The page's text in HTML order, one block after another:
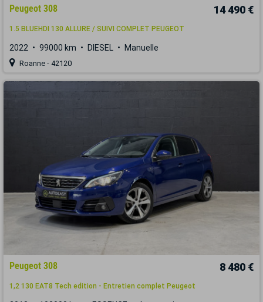
Peugeot 308 14 490 €
1.5 BLUEHDI 130 ALLURE / SUIVI COMPLET PEUGEOT
2022 99000 km DIESEL Manuelle
Roanne - 42120
Peugeot 308 8 480 €
1,2 130 EAT8 Tech edition - Entretien complet Peugeot